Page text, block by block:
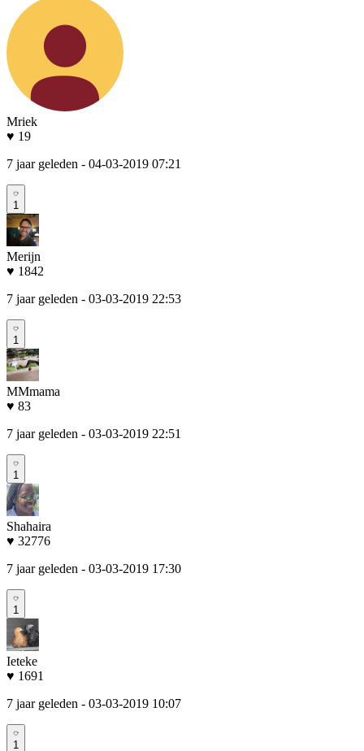
Mriek
♥ 19
7 jaar geleden - 04-03-2019 07:21
1
Merijn
♥ 1842
7 jaar geleden - 03-03-2019 22:53
1
MMmama
♥ 83
7 jaar geleden - 03-03-2019 22:51
1
Shahaira
♥ 32776
7 jaar geleden - 03-03-2019 17:30
1
Ieteke
♥ 1691
7 jaar geleden - 03-03-2019 10:07
1